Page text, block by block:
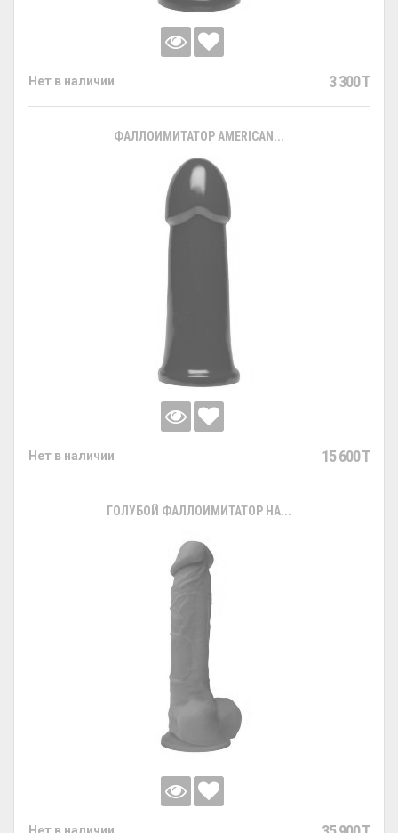
Нет в наличии 3 300 T
ФАЛЛОИМИТАТОР AMERICAN...
Нет в наличии 15 600 T
ГОЛУБОЙ ФАЛЛОИМИТАТОР НА...